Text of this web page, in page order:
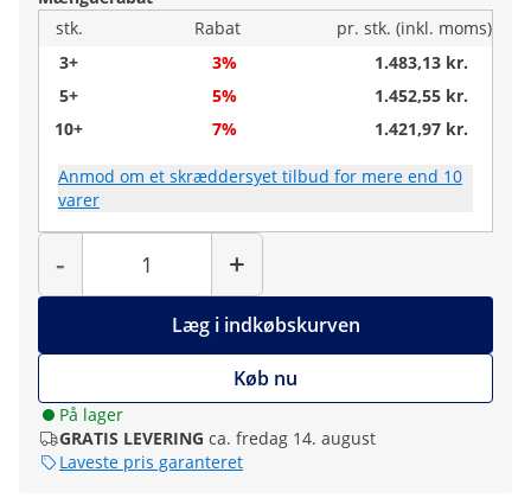
stk.
Rabat
pr. stk. (inkl. moms)
3+
3%
1.483,13 kr.
5+
5%
1.452,55 kr.
10+
7% 1.421,97 kr.
Anmod om et skræddersyet tilbud for mere end 10
varer
-
Antal
+
Læg i indkøbskurven
Køb nu
På lager
GRATIS LEVERING ca. fredag 14. august
Laveste pris garanteret